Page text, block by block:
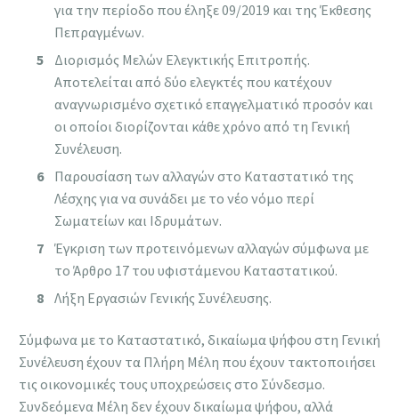
για την περίοδο που έληξε 09/2019 και της Έκθεσης
Πεπραγμένων.
Διορισμός Μελών Ελεγκτικής Επιτροπής.
Αποτελείται από δύο ελεγκτές που κατέχουν
αναγνωρισμένο σχετικό επαγγελματικό προσόν και
οι οποίοι διορίζονται κάθε χρόνο από τη Γενική
Συνέλευση.
Παρουσίαση των αλλαγών στο Καταστατικό της
Λέσχης για να συνάδει με το νέο νόμο περί
Σωματείων και Ιδρυμάτων.
Έγκριση των προτεινόμενων αλλαγών σύμφωνα με
το Άρθρο 17 του υφιστάμενου Καταστατικού.
Λήξη Εργασιών Γενικής Συνέλευσης.
Σύμφωνα με το Καταστατικό, δικαίωμα ψήφου στη Γενική
Συνέλευση έχουν τα Πλήρη Μέλη που έχουν τακτοποιήσει
τις οικονομικές τους υποχρεώσεις στο Σύνδεσμο.
Συνδεόμενα Μέλη δεν έχουν δικαίωμα ψήφου, αλλά